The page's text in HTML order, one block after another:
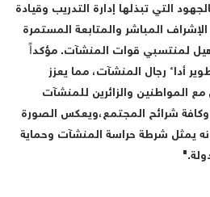
التي تبذلها إدارة التدريب وقيادة
المباشر والمتابعة المستمرة
لمنتسبي قوات المنشآت. مؤكداً
رجال المنشآت، مما يعزز
والزائرين للمنشآت
شرائح المجتمع،ويعكس الصورة
شرطة حراسة المنشآت وحماية